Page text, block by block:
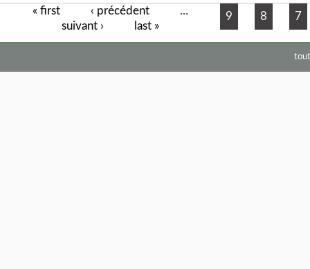
« first ‹ précédent 7
8
9
…
suivant › last »